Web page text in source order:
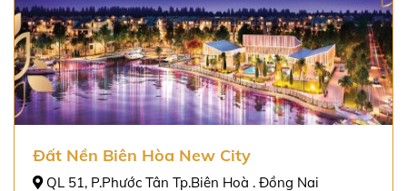
Đất Nền Biên Hòa New City
QL 51, P.Phước Tân Tp.Biên Hoà . Đồng Nai